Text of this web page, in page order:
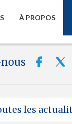
À PROPOS
les